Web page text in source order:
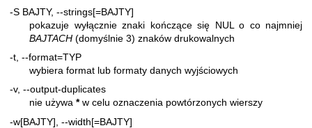
-S BAJTY, --strings[=BAJTY]
pokazuje wyłącznie znaki kończące się NUL o co najmniej
BAJTACH (domyślnie 3) znaków drukowalnych
-t, --format=TYP
wybiera format lub formaty danych wyjściowych
-v, --output-duplicates
nie używa *w celu oznaczenia powtórzonych wierszy
-w[BAJTY], --width[=BAJTY]